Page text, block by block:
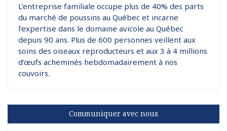
L’entreprise familiale occupe plus de 40% des parts
du marché de poussins au Québec et incarne
l’expertise dans le domaine avicole au Québec
depuis 90 ans. Plus de 600 personnes veillent aux
soins des oiseaux reproducteurs et aux 3 à 4 millions
d’œufs acheminés hebdomadairement à nos
couvoirs.
Communiquer avec nous